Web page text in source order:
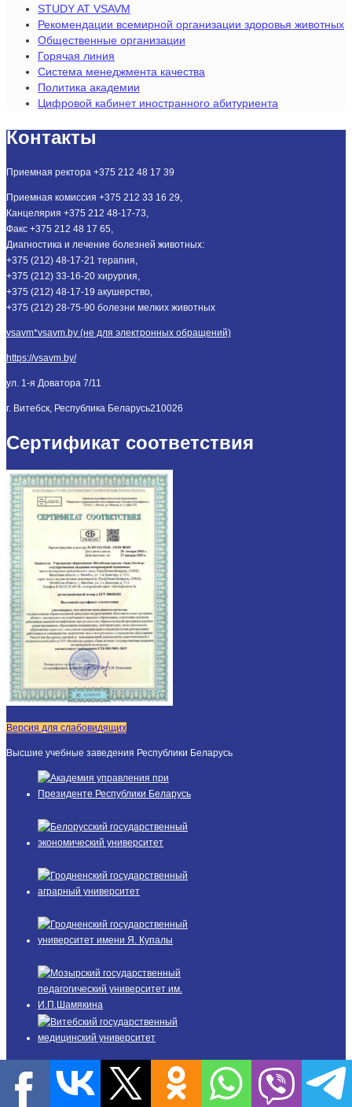
STUDY AT VSAVM
Рекомендации всемирной организации здоровья животных
Общественные организации
Горячая линия
Система менеджмента качества
Политика академии
Цифровой кабинет иностранного абитуриента
Контакты
Приемная ректора +375 212 48 17 39
Приемная комиссия +375 212 33 16 29,
Канцелярия +375 212 48-17-73,
Факс +375 212 48 17 65,
Диагностика и лечение болезней животных:
+375 (212) 48-17-21 терапия,
+375 (212) 33-16-20 хирургия,
+375 (212) 48-17-19 акушерство,
+375 (212) 28-75-90 болезни мелких животных
vsavm*vsavm.by (не для электронных обращений)
https://vsavm.by/
ул. 1-я Доватора 7/11
г. Витебск, Республика Беларусь210026
Сертификат соответствия
Версия для слабовидящих
Высшие учебные заведения Республики Беларусь